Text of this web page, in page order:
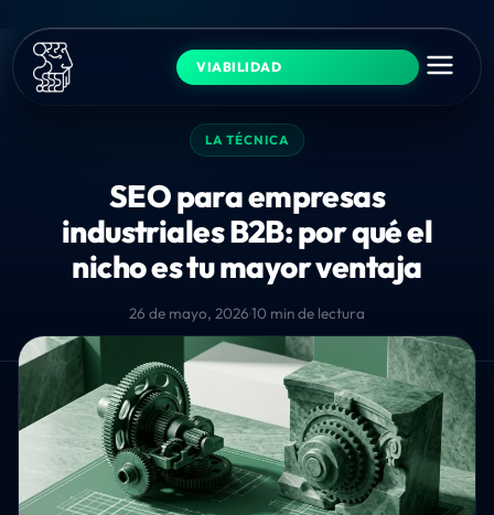
VIABILIDAD
LA TÉCNICA
SEO para empresas
industriales B2B: por qué el
nicho es tu mayor ventaja
26 de mayo, 2026·10 min de lectura